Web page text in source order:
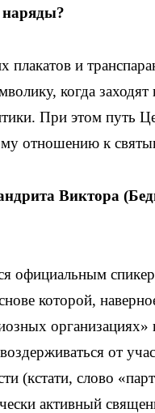
и
когда
При этом путь
отношению к
Виктора
официальным
которой,
от
(кстати, слово
активный